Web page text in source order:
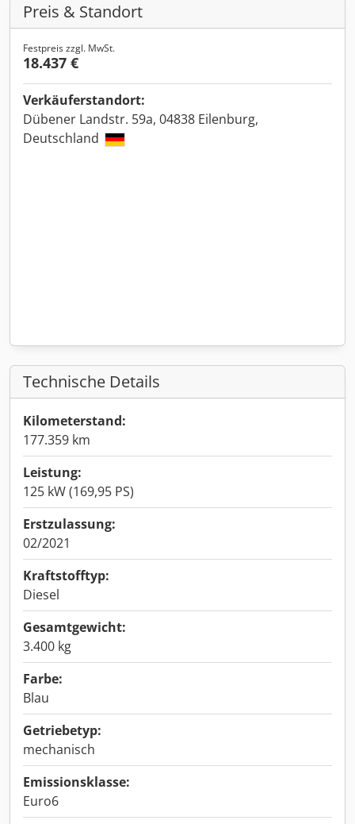
Preis & Standort
Festpreis zzgl. MwSt.
18.437 €
Verkäuferstandort:
Dübener Landstr. 59a, 04838 Eilenburg,
Deutschland
Technische Details
Kilometerstand:
177.359 km
Leistung:
125 kW (169,95 PS)
Erstzulassung:
02/2021
Kraftstofftyp:
Diesel
Gesamtgewicht:
3.400 kg
Farbe:
Blau
Getriebetyp:
mechanisch
Emissionsklasse:
Euro6